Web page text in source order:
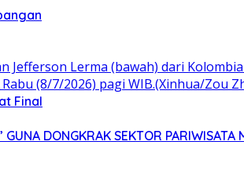
Final
DONGKRAK SEKTOR